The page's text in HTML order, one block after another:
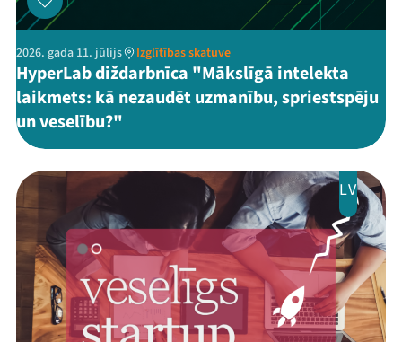
2026. gada 11. jūlijs Izglītības skatuve
HyperLab diždarbnīca "Mākslīgā intelekta
laikmets: kā nezaudēt uzmanību, spriestspēju
un veselību?"
LV